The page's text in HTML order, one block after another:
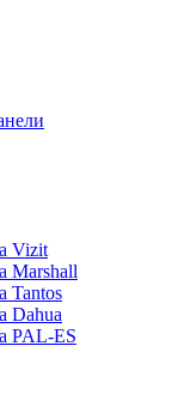
Vizit
Marshall
Tantos
Dahua
PAL-ES